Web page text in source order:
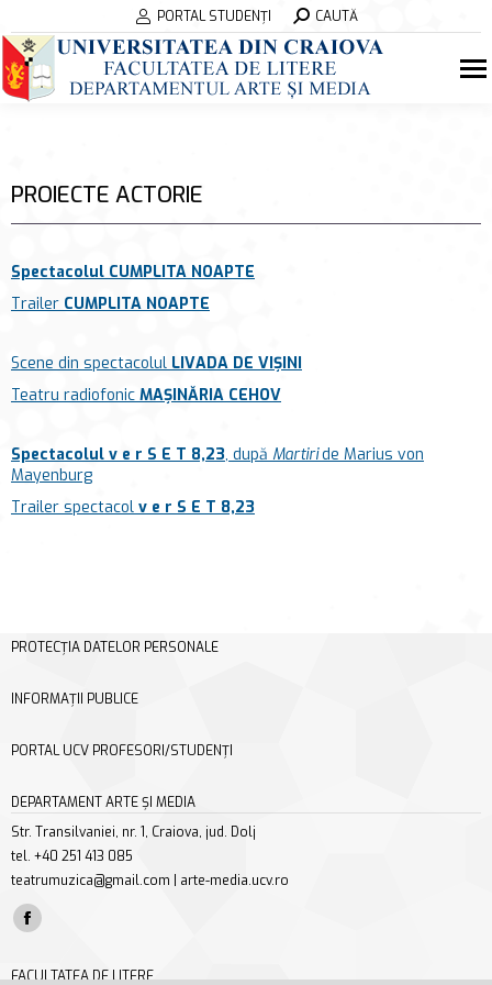
PORTAL STUDENȚI Search:CAUTĂ
PROIECTE ACTORIE
Spectacolul CUMPLITA NOAPTE
Trailer CUMPLITA NOAPTE
Scene din spectacolul LIVADA DE VIȘINI
Teatru radiofonic MAȘINĂRIA CEHOV
Spectacolul v e r S E T 8,23, după Martiride Marius von
Mayenburg
Trailer spectacol v e r S E T 8,23
PROTECȚIA DATELOR PERSONALE
INFORMAȚII PUBLICE
PORTAL UCV PROFESORI/STUDENȚI
DEPARTAMENT ARTE ȘI MEDIA
Str. Transilvaniei, nr. 1, Craiova, jud. Dolj
tel. +40 251 413 085
teatrumuzica@gmail.com | arte-media.ucv.ro
Find us on:
Facebook
FACULTATEA DE LITERE